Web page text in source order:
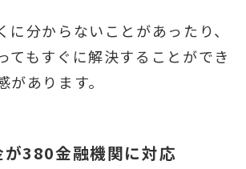
に分からないことがあったり、
てもすぐに解決することができ
があります。
が380金融機関に対応